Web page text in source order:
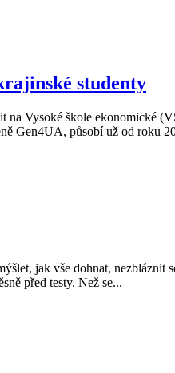
studenty
Vysoké škole ekonomické
Gen4UA, působí už od roku
jak vše dohnat,
před testy. Než se...